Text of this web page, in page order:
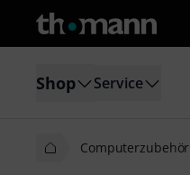
Shop Service
Computerzubehör